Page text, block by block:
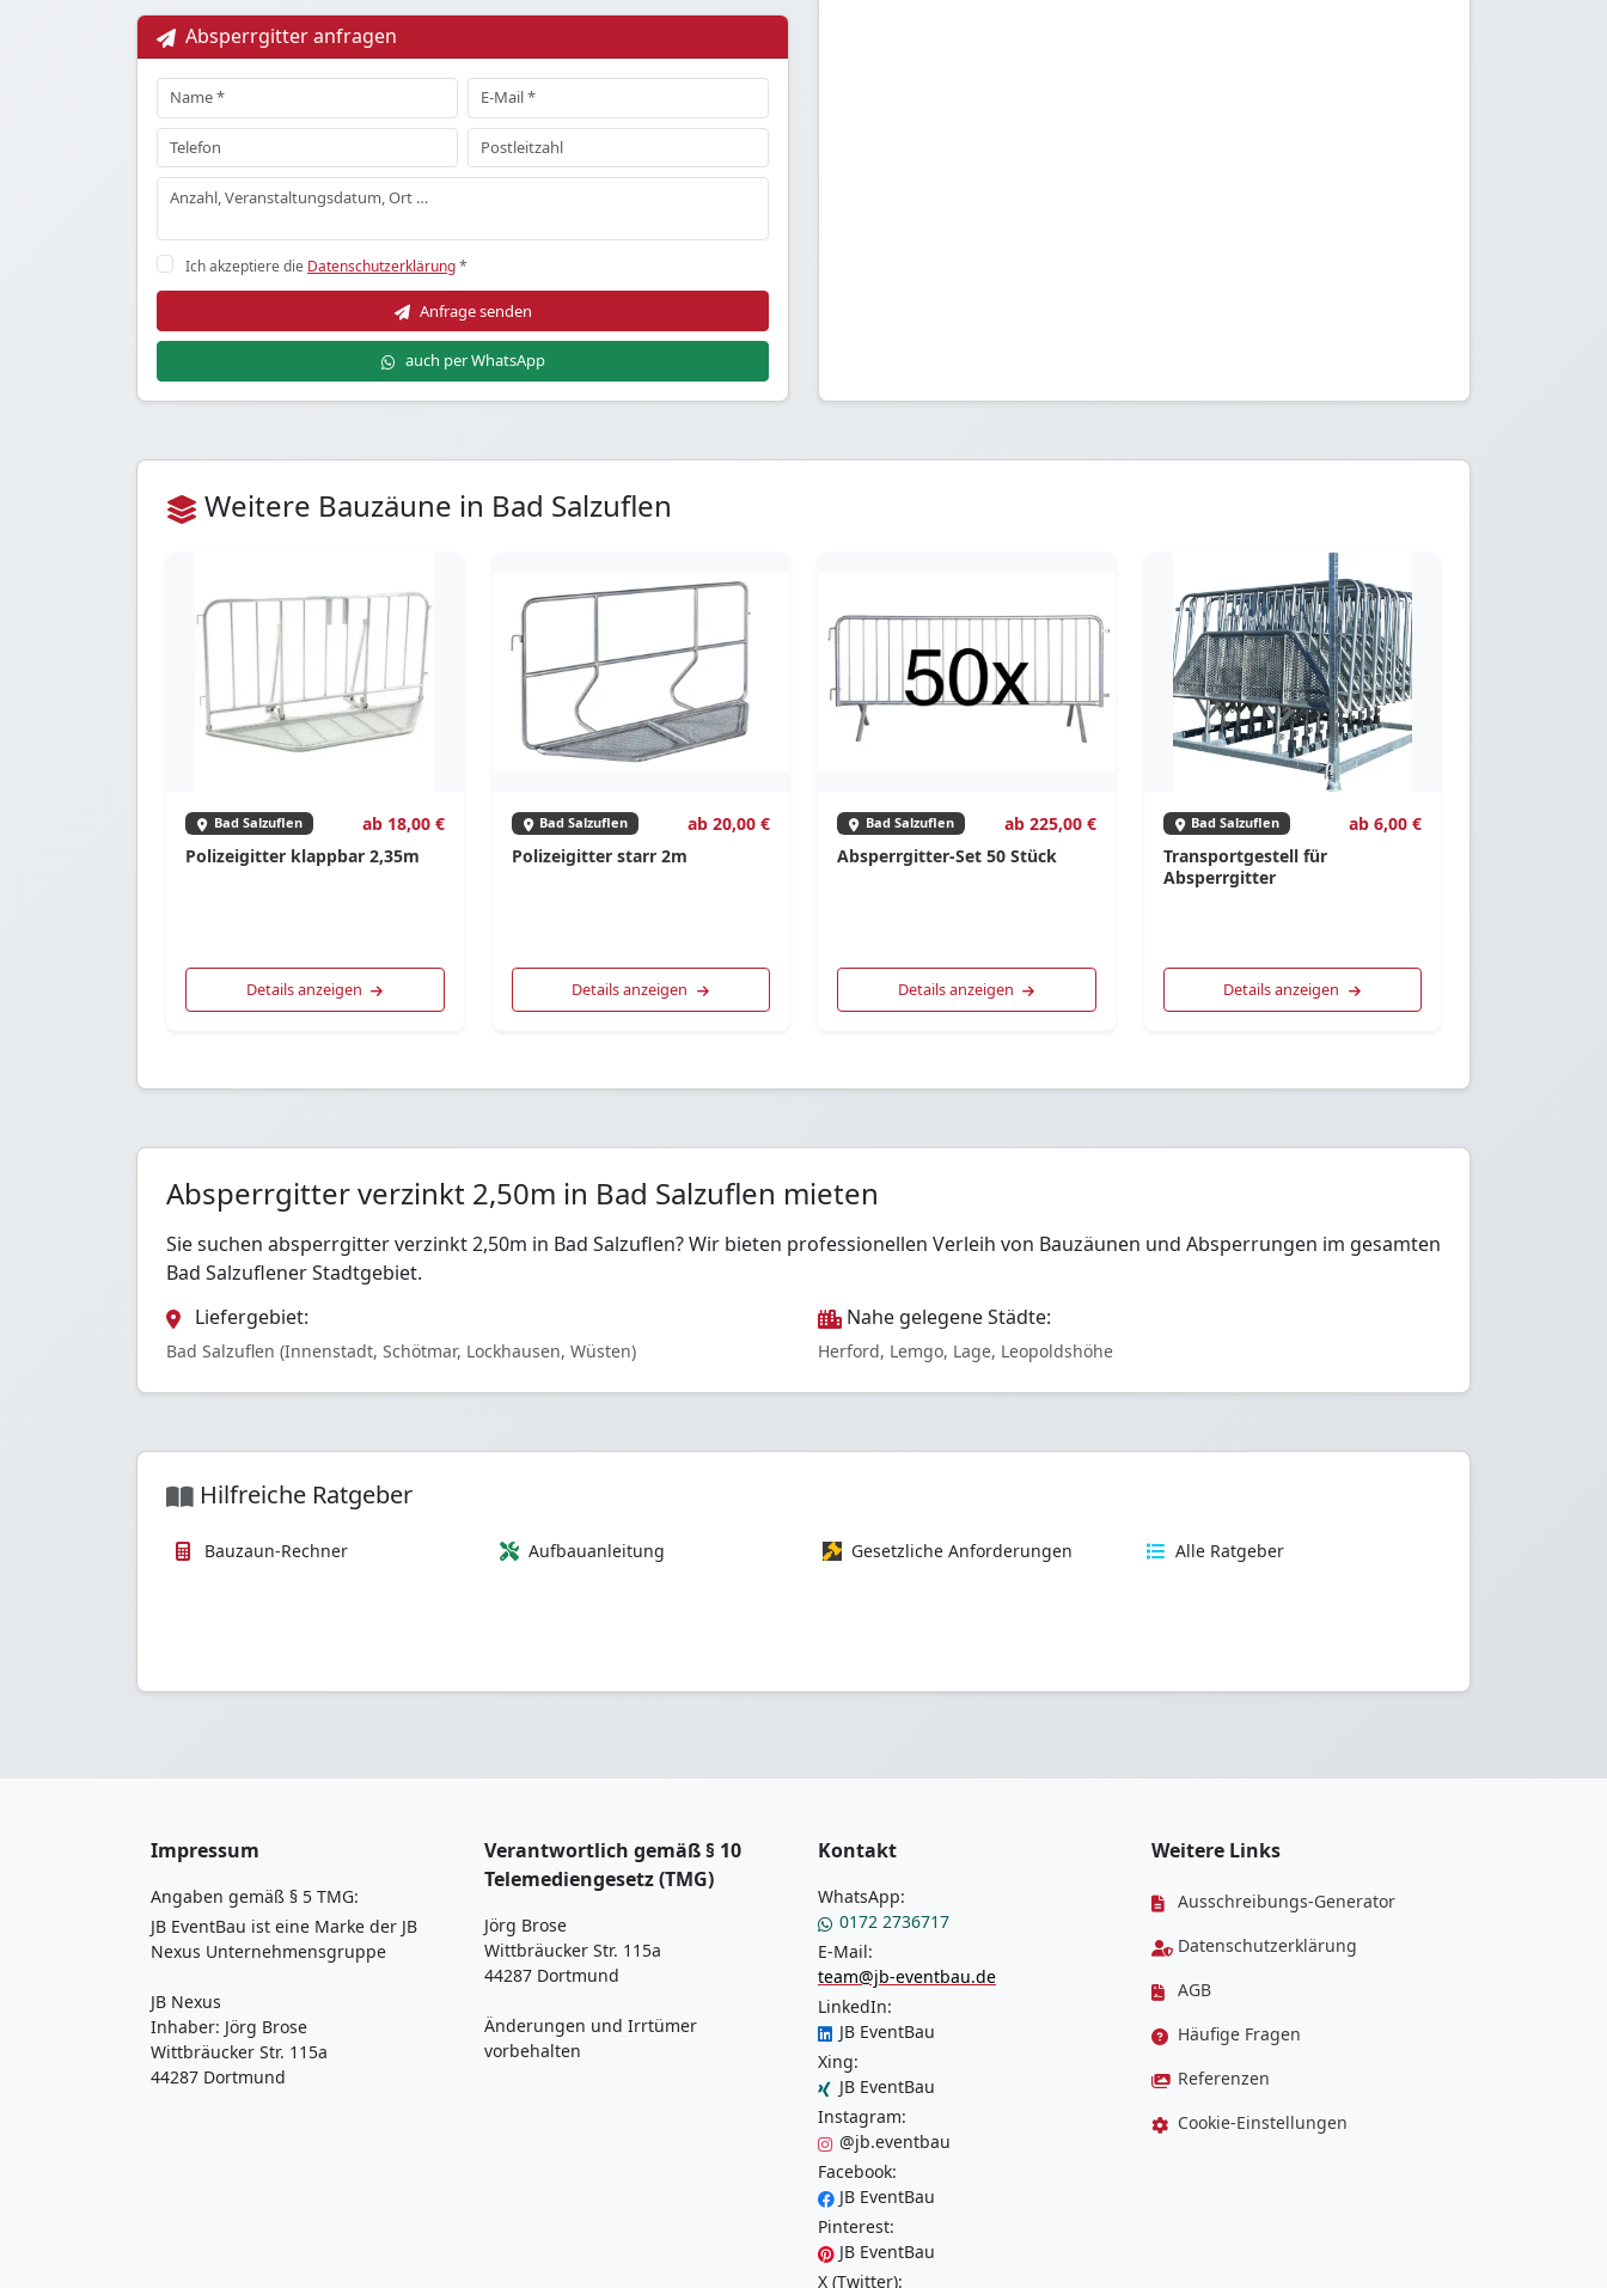
Absperrgitter anfragen
Ich akzeptiere die Datenschutzerklärung*
Anfrage senden
auch per WhatsApp
Weitere Bauzäune in Bad Salzuflen
Bad Salzuflen
ab 18,00 €
Polizeigitter klappbar 2,35m
Details anzeigen
Bad Salzuflen
ab 20,00 €
Polizeigitter starr 2m
Details anzeigen
Bad Salzuflen
ab 225,00 €
Absperrgitter-Set 50 Stück
Details anzeigen
Bad Salzuflen
ab 6,00 €
Transportgestell für
Absperrgitter
Details anzeigen
Absperrgitter verzinkt 2,50m in Bad Salzuflen mieten
Sie suchen absperrgitter verzinkt 2,50m in Bad Salzuflen? Wir bieten professionellen Verleih von Bauzäunen und Absperrungen im gesamten
Bad Salzuflener Stadtgebiet.
Liefergebiet:
Bad Salzuflen (Innenstadt, Schötmar, Lockhausen, Wüsten)
Nahe gelegene Städte:
Herford, Lemgo, Lage, Leopoldshöhe
Hilfreiche Ratgeber
Bauzaun-Rechner Aufbauanleitung Gesetzliche Anforderungen Alle Ratgeber
Impressum
Angaben gemäß § 5 TMG:
JB EventBau ist eine Marke der JB
Nexus Unternehmensgruppe
JB Nexus
Inhaber: Jörg Brose
Wittbräucker Str. 115a
44287 Dortmund
Verantwortlich gemäß § 10
Telemediengesetz (TMG)
Jörg Brose
Wittbräucker Str. 115a
44287 Dortmund
Änderungen und Irrtümer
vorbehalten
Kontakt
WhatsApp:
0172 2736717
E-Mail:
team@jb-eventbau.de
LinkedIn:
JB EventBau
Xing:
JB EventBau
Instagram:
@jb.eventbau
Facebook:
JB EventBau
Pinterest:
JB EventBau
X (Twitter):
Weitere Links
Ausschreibungs-Generator
Datenschutzerklärung
AGB
Häufige Fragen
Referenzen
Cookie-Einstellungen